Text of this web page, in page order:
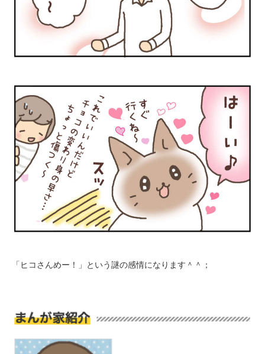
「ヒコさんめー！」という謎の感情になります＾＾；
pecodogs
PECOアプリをダウンロード済みの方
アプリで開く